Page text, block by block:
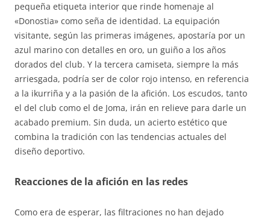
pequeña etiqueta interior que rinde homenaje al
«Donostia» como seña de identidad. La equipación
visitante, según las primeras imágenes, apostaría por un
azul marino con detalles en oro, un guiño a los años
dorados del club. Y la tercera camiseta, siempre la más
arriesgada, podría ser de color rojo intenso, en referencia
a la ikurriña y a la pasión de la afición. Los escudos, tanto
el del club como el de Joma, irán en relieve para darle un
acabado premium. Sin duda, un acierto estético que
combina la tradición con las tendencias actuales del
diseño deportivo.
Reacciones de la afición en las redes
Como era de esperar, las filtraciones no han dejado